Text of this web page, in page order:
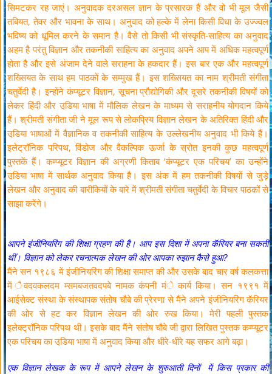
सिमटकर रह जाएं। अनुवादक दरअसल ज्ञान के प्रसारक हैं और वो भी मूल जैसी
तबियत, तेवर और भावना के साथ। अनुवाद को हल्के में लेना किसी विधा के उज्ज्वल
भविष्य को धूमिल करने के समान है। वैसे तो किसी भी संस्कृति-साहित्य का अनुवाद
अहम है परंतु विज्ञान और तकनीकी साहित्य का अनुवाद अपने आप में अधिक महत्वपूर्ण
होता है और इसे अंजाम देने वाले सराहना के हकदार हैं। इस बार एक और महत्वपूर्ण
शख्सियत के साथ हम पाठकों के सम्मुख हैं। इस शख्सियत का नाम श्रीमती संगीता
चतुर्वेदी है। इन्होंने कंप्यूटर विज्ञान, सूचना प्रौद्योगिकी और दूसरे तकनीकी विषयों को
लेकर हिंदी और उडि़या भाषा में मौलिक लेखन के माध्यम से सराहनीय योगदान किये
हैं। श्रीमती संगीता जी ने मूल रूप से लोकप्रिय विज्ञान लेखन के अतिरिक्त हिंदी और
उडि़या भाषाओं में वैज्ञानिक व तकनीकी साहित्य के उल्लेखनीय अनुवाद भी किये हैं।
इलेट्रॉनिक परिपथ, विंडोज और वैकल्पिक ऊर्जा के स्रोत इनकी कुछ महत्वपूर्ण
पुस्तकें हैं। कम्प्यूटर विज्ञान की अग्रणी किताब ‘कंप्यूटर एक परिचय’ का उन्होंने
उडि़या भाषा में सार्थक अनुवाद किया है। इस अंक में हम तकनीकी विषयों से जुड़े
लेखन और अनुवाद की बारीकियों के बारे में श्रीमती संगीता चतुर्वेदी के विचार पाठकों से
साझा करेंगे।
आपने इंजीनियरिंग की शिक्षा ग्रहण की है। आप इस दिशा में अपना कॅरियर बना सकती
थीं। विज्ञान को लेकर रचनात्मक लेखन की ओर आपका रुझान कैसे हुआ?
मैंने सन १९८६ में इंजीनियरिंग की शिक्षा समाप्त की और उसके बाद चार वर्ष कलकत्ता
में ैवदवकलदम म्समबजतवदपबे नामक कंपनी मंे कार्य किया। सन १९९१ में
आईसेक्ट संस्था के संस्थापक संतोष चौबे की प्रेरणा से मैंने अपने इंजीनियरिंग कॅरियर
की ओर से हट कर विज्ञान लेखन की ओर रुख किया। मेरी पहली पुस्तक
इलेक्ट्रॉनिक परिपथ थी। इसके बाद मैंने संतोष चौबे जी द्वारा लिखित पुस्तक कम्प्यूटर
एक परिचय का उडि़या भाषा में अनुवाद किया और धीरे-धीरे यह सफर आगे बढ़ा।
एक विज्ञान लेखक के रूप में आपने लेखन के शुरुआती दिनों में किस प्रकार की